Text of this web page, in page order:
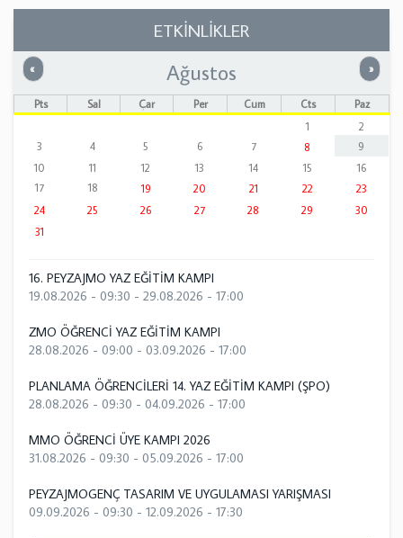
ETKİNLİKLER
« Önceki »
Ağustos
Pts Sal Çar Per Cum Cts
Paz
1
2
3
4 5 6 7 8
9
10
11 12 13 14 15
16
17
18 19 20 21 22
23
24
25 26 27 28 29
30
31
16. PEYZAJMO YAZ EĞİTİM KAMPI
19.08.2026 - 09:30 - 29.08.2026 - 17:00
ZMO ÖĞRENCİ YAZ EĞİTİM KAMPI
28.08.2026 - 09:00 - 03.09.2026 - 17:00
PLANLAMA ÖĞRENCİLERİ 14. YAZ EĞİTİM KAMPI (ŞPO)
28.08.2026 - 09:30 - 04.09.2026 - 17:00
MMO ÖĞRENCİ ÜYE KAMPI 2026
31.08.2026 - 09:30 - 05.09.2026 - 17:00
PEYZAJMOGENÇ TASARIM VE UYGULAMASI YARIŞMASI
09.09.2026 - 09:30 - 12.09.2026 - 17:30